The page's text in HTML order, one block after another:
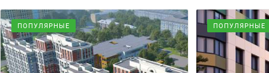
ПОПУЛЯРНЫЕ ПОПУЛЯРНЫЕ